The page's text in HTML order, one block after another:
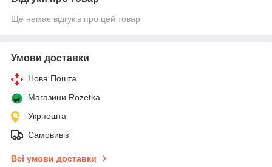
Ще немає відгуків про цей товар
Умови доставки
Нова Пошта
Магазини Rozetka
Укрпошта
Самовивіз
Всі умови доставки